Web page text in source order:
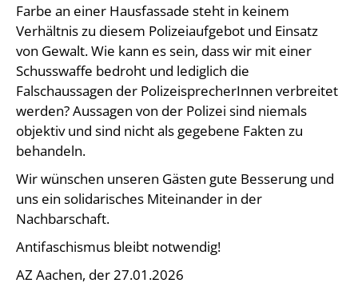
Farbe an einer Hausfassade steht in keinem
Verhältnis zu diesem Polizeiaufgebot und Einsatz
von Gewalt. Wie kann es sein, dass wir mit einer
Schusswaffe bedroht und lediglich die
Falschaussagen der PolizeisprecherInnen verbreitet
werden? Aussagen von der Polizei sind niemals
objektiv und sind nicht als gegebene Fakten zu
behandeln.
Wir wünschen unseren Gästen gute Besserung und
uns ein solidarisches Miteinander in der
Nachbarschaft.
Antifaschismus bleibt notwendig!
AZ Aachen, der 27.01.2026